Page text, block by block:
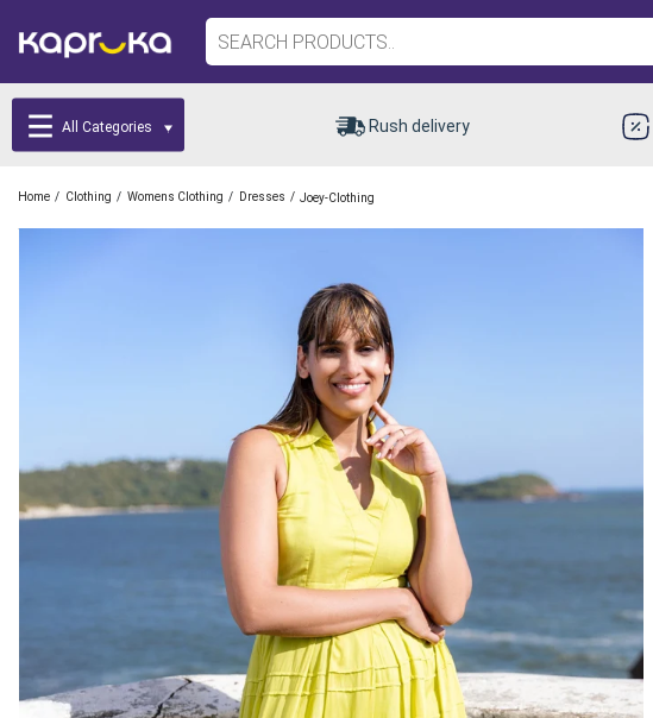
All Categories Rush delivery
Home / Clothing / Womens Clothing / Dresses / Joey-Clothing